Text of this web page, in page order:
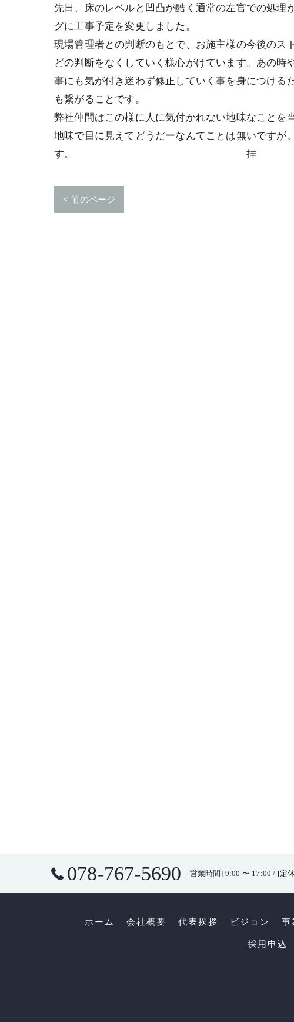
先日、床のレベルと凹凸が酷く通常の左官での処
グに工事予定を変更しました。
現場管理者との判断のもとで、お施主様の今後の
どの判断をなくしていく様心がけています。あの
事にも気が付き迷わず修正していく事を身につけ
も繋がることです。
弊社仲間はこの様に人に気付かれない地味なことを
地味で目に見えてどうだーなんてことは無いですが
す。 拝
< 前のページ
078-767-5690 [営業時間] 9:00 〜 17:00 / [定
ホーム 会社概要 代表挨拶 ビジョン 事
採用申込